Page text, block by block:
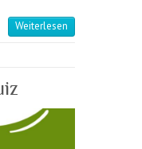
Weiterlesen